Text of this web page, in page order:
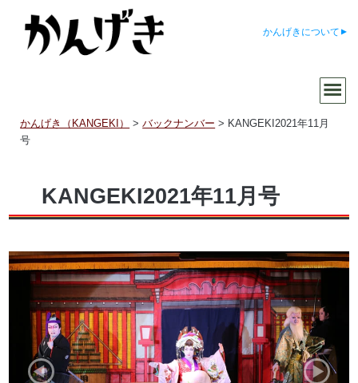
かんげきについて
かんげき（KANGEKI） >バックナンバー > KANGEKI2021年11月
号
KANGEKI2021年11月号